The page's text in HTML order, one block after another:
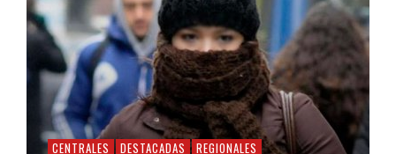
CENTRALES DESTACADAS REGIONALES